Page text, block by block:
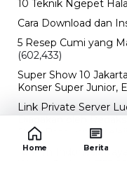
10 Teknik Ngepet
Cara Download dan
5 Resep Cumi yang
(602,433)
Super Show 10
Konser Super Junior,
Link Private Server
Diadakan oleh
Drop Rate yang Melejit
10 Film Indonesia
Home Berita